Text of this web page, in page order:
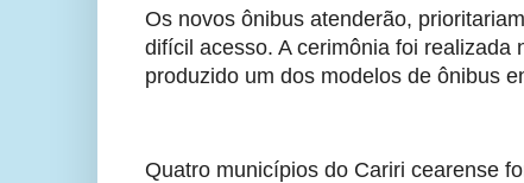
Os novos ônibus atenderão,
difícil acesso. A cerimônia foi
produzido um dos modelos de ônibus
Quatro municípios do Cariri cearense